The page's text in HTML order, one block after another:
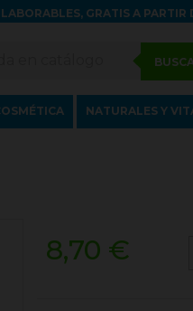
GRATIS A PARTIR
NATURALES Y
8,70 €